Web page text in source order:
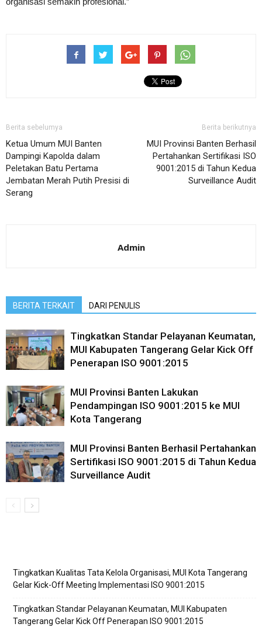
Berita sebelumya
Ketua Umum MUI Banten
Dampingi Kapolda dalam
Peletakan Batu Pertama
Jembatan Merah Putih Presisi di
Serang
Berita berikutnya
MUI Provinsi Banten Berhasil
Pertahankan Sertifikasi ISO
9001:2015 di Tahun Kedua
Surveillance Audit
Admin
BERITA TERKAIT DARI PENULIS
Tingkatkan Standar Pelayanan Keumatan,
MUI Kabupaten Tangerang Gelar Kick Off
Penerapan ISO 9001:2015
MUI Provinsi Banten Lakukan
Pendampingan ISO 9001:2015 ke MUI
Kota Tangerang
MUI Provinsi Banten Berhasil Pertahankan
Sertifikasi ISO 9001:2015 di Tahun Kedua
Surveillance Audit
Tingkatkan Kualitas Tata Kelola Organisasi, MUI Kota Tangerang
Gelar Kick-Off Meeting Implementasi ISO 9001:2015
Tingkatkan Standar Pelayanan Keumatan, MUI Kabupaten
Tangerang Gelar Kick Off Penerapan ISO 9001:2015